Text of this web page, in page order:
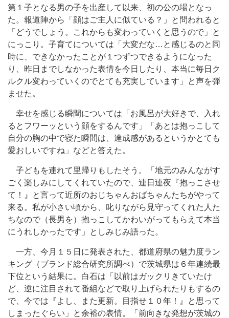
第１子となる男の子を出産して以来、初の公の場となっ
た。報道陣から「顔はご主人に似ている？」と問われると
「どうでしょう。これからも変わっていくと思うので」と
にっこり。子育てについては「大変だな…と感じるのと同
時に、できなかったことが１つずつできるようになった
り、昨日までしなかった表情を今日したり、本当に毎日ク
ルクル変わっていくのでとても充実しています」と声を弾
ませた。
幸せを感じる瞬間については「お風呂が大好きで、入れ
るとフワーッという顔をするんです」「あとは抱っこして
自分の胸の中で寝た瞬間は、達成感があるというかとても
愛おしいですね」などと答えた。
子どもを連れて里帰りもしたそう。「地元のみんながす
ごく楽しみにしてくれていたので、連日連夜『抱っこさせ
て！』と言って近所のおじちゃんおばちゃんたちがやって
来る。私が小さい頃から、叱りながら見守ってくれた人た
ちなので（長男を）抱っこしてかわいがってもらえて本当
にうれしかったです」としみじみ語った。
一方、今月１５日に発表された、都道府県の魅力度ラン
キング（ブランド総合研究所調べ）で茨城県は６年連続最
下位という結果に。白石は「以前はガックリきていたけ
ど、逆に注目されて番組などで取り上げられたりもするの
で、今では『よし、また更新。目指せ１０年！』と思って
しまったぐらい」と余裕の表情。「前向きな発想が茨城の